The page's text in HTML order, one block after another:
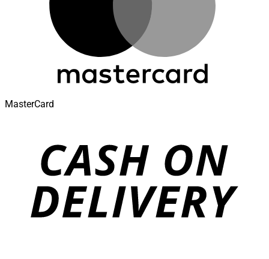
MasterCard